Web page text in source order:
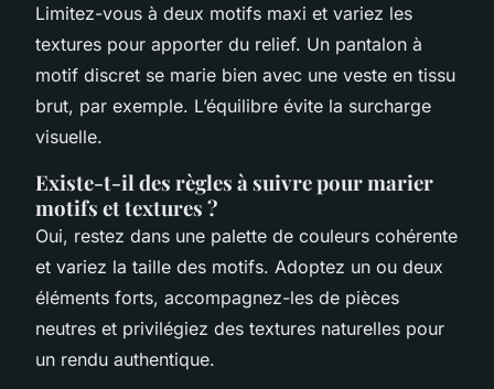
Limitez-vous à deux motifs maxi et variez les
textures pour apporter du relief. Un pantalon à
motif discret se marie bien avec une veste en tissu
brut, par exemple. L’équilibre évite la surcharge
visuelle.
Existe-t-il des règles à suivre pour marier
motifs et textures ?
Oui, restez dans une palette de couleurs cohérente
et variez la taille des motifs. Adoptez un ou deux
éléments forts, accompagnez-les de pièces
neutres et privilégiez des textures naturelles pour
un rendu authentique.